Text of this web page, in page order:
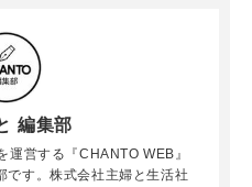
編集部
営する『CHANTO WEB』
です。株式会社主婦と生活社